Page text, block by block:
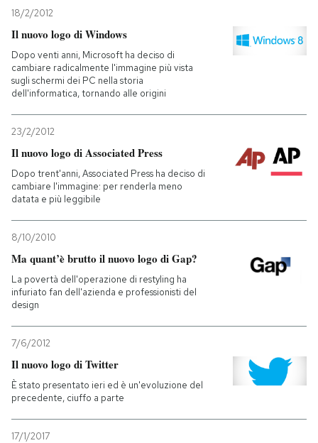
18/2/2012
Il nuovo logo di Windows
Dopo venti anni, Microsoft ha deciso di
cambiare radicalmente l'immagine più vista
sugli schermi dei PC nella storia
dell'informatica, tornando alle origini
23/2/2012
Il nuovo logo di Associated Press
Dopo trent'anni, Associated Press ha deciso di
cambiare l'immagine: per renderla meno
datata e più leggibile
8/10/2010
Ma quant’è brutto il nuovo logo di Gap?
La povertà dell'operazione di restyling ha
infuriato fan dell'azienda e professionisti del
design
7/6/2012
Il nuovo logo di Twitter
È stato presentato ieri ed è un'evoluzione del
precedente, ciuffo a parte
17/1/2017